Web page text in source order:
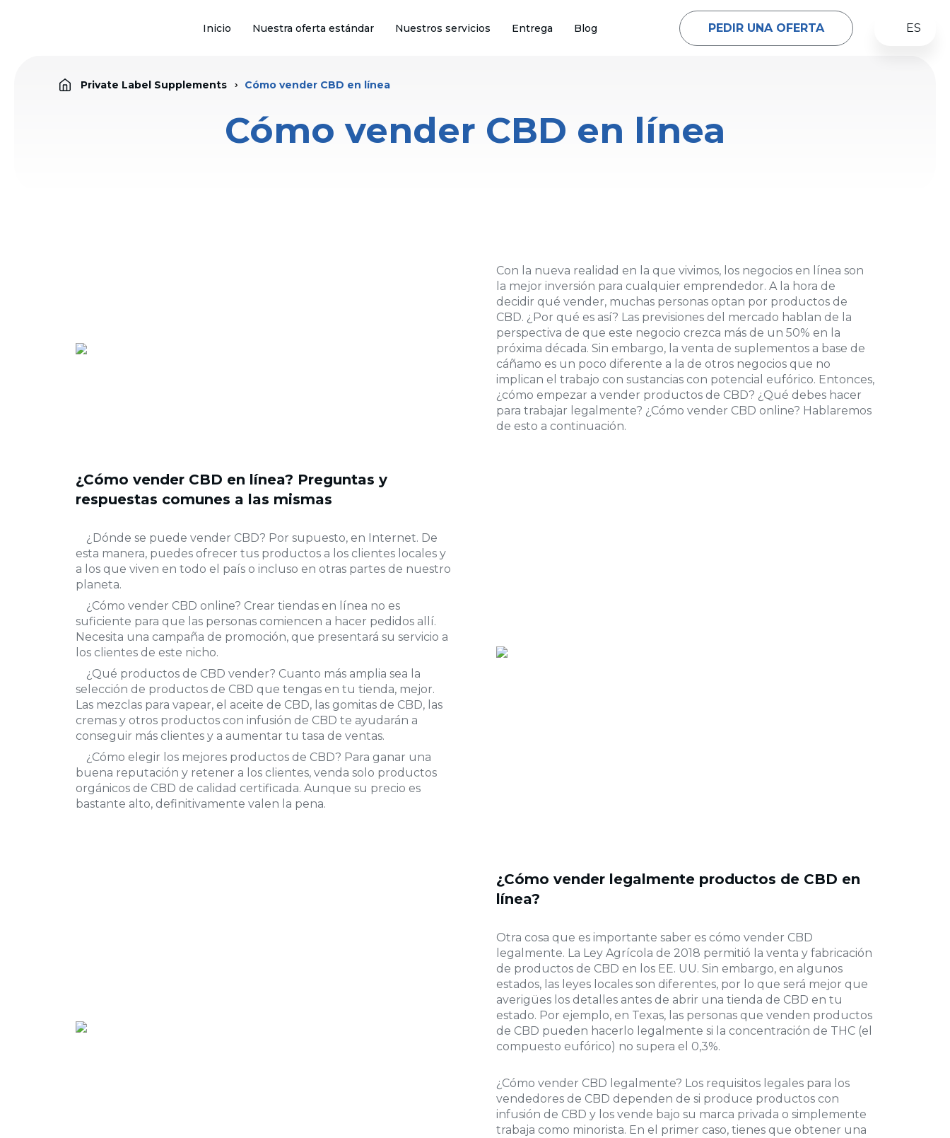
Inicio Nuestra oferta estándar Nuestros servicios Entrega Blog PEDIR UNA OFERTA ES
Private Label Supplements Cómo vender CBD en línea
Cómo vender CBD en línea
Con la nueva realidad en la que vivimos, los negocios en línea son
la mejor inversión para cualquier emprendedor. A la hora de
decidir qué vender, muchas personas optan por productos de
CBD. ¿Por qué es así? Las previsiones del mercado hablan de la
perspectiva de que este negocio crezca más de un 50% en la
próxima década. Sin embargo, la venta de suplementos a base de
cáñamo es un poco diferente a la de otros negocios que no
implican el trabajo con sustancias con potencial eufórico. Entonces,
¿cómo empezar a vender productos de CBD? ¿Qué debes hacer
para trabajar legalmente? ¿Cómo vender CBD online? Hablaremos
de esto a continuación.
¿Cómo vender CBD en línea? Preguntas y
respuestas comunes a las mismas
¿Dónde se puede vender CBD? Por supuesto, en Internet. De
esta manera, puedes ofrecer tus productos a los clientes locales y
a los que viven en todo el país o incluso en otras partes de nuestro
planeta.
¿Cómo vender CBD online? Crear tiendas en línea no es
suficiente para que las personas comiencen a hacer pedidos allí.
Necesita una campaña de promoción, que presentará su servicio a
los clientes de este nicho.
¿Qué productos de CBD vender? Cuanto más amplia sea la
selección de productos de CBD que tengas en tu tienda, mejor.
Las mezclas para vapear, el aceite de CBD, las gomitas de CBD, las
cremas y otros productos con infusión de CBD te ayudarán a
conseguir más clientes y a aumentar tu tasa de ventas.
¿Cómo elegir los mejores productos de CBD? Para ganar una
buena reputación y retener a los clientes, venda solo productos
orgánicos de CBD de calidad certificada. Aunque su precio es
bastante alto, definitivamente valen la pena.
¿Cómo vender legalmente productos de CBD en
línea?
Otra cosa que es importante saber es cómo vender CBD
legalmente. La Ley Agrícola de 2018 permitió la venta y fabricación
de productos de CBD en los EE. UU. Sin embargo, en algunos
estados, las leyes locales son diferentes, por lo que será mejor que
averigües los detalles antes de abrir una tienda de CBD en tu
estado. Por ejemplo, en Texas, las personas que venden productos
de CBD pueden hacerlo legalmente si la concentración de THC (el
compuesto eufórico) no supera el 0,3%.
¿Cómo vender CBD legalmente? Los requisitos legales para los
vendedores de CBD dependen de si produce productos con
infusión de CBD y los vende bajo su marca privada o simplemente
trabaja como minorista. En el primer caso, tienes que obtener una